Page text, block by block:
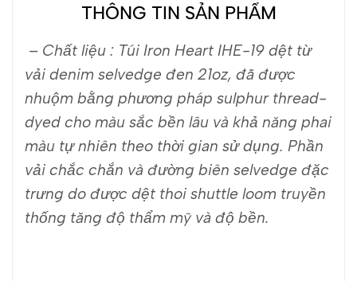
THÔNG TIN SẢN PHẨM
– Chất liệu : Túi Iron Heart IHE-19 dệt từ
vải denim selvedge đen 21oz, đã được
nhuộm bằng phương pháp sulphur thread-
dyed cho màu sắc bền lâu và khả năng phai
màu tự nhiên theo thời gian sử dụng. Phần
vải chắc chắn và đường biên selvedge đặc
trưng do được dệt thoi shuttle loom truyền
thống tăng độ thẩm mỹ và độ bền.